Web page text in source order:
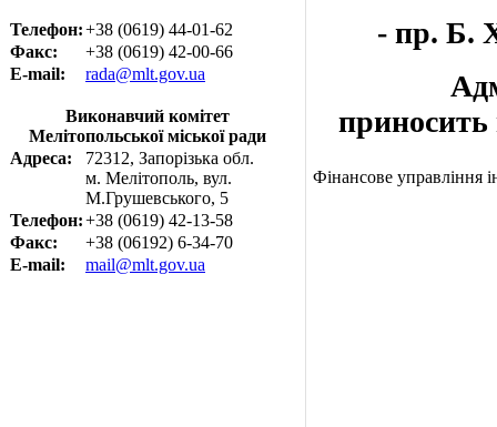
Телефон:+38 (0619) 44-01-62
Факс:
+38 (0619) 42-00-66
E-mail:
rada@mlt.gov.ua
Виконавчий комітет
Мелітопольської міської ради
Адреса:
72312, Запорізька обл.
м. Мелітополь, вул.
М.Грушевського, 5
Телефон:+38 (0619) 42-13-58
Факс:
+38 (06192) 6-34-70
E-mail:
mail@mlt.gov.ua
- пр. Б.
приносить
Фінансове управління